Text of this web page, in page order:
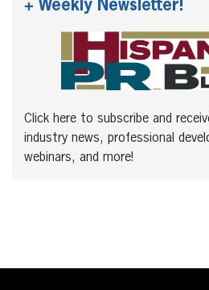
+ Weekly Newsletter!
Click here to subscribe and
industry news, professional
webinars, and more!